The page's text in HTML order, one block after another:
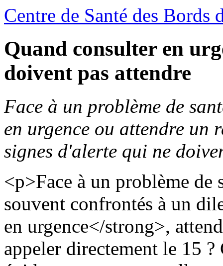
Centre de Santé des Bords
Quand consulter en
doivent pas attendre
Face à un problème de
en urgence ou attendre un
signes d'alerte qui ne
<p>Face à un problème de
souvent confrontés à un
en urgence</strong>,
appeler directement le 15